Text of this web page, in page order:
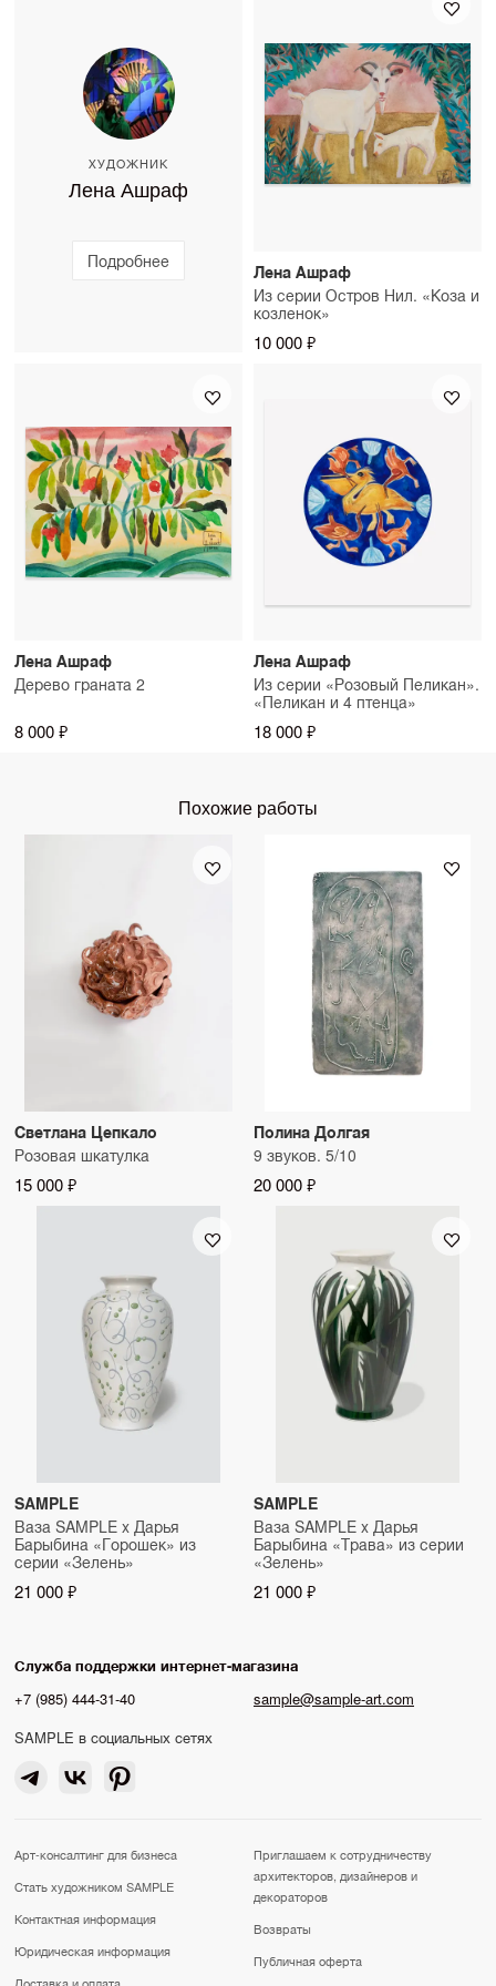
можно уточнить у консультанта SAMPLE.
ХУДОЖНИК
Лена Ашраф
Подробнее
Лена Ашраф
Из серии Остров Нил. «Коза и
козленок»
10 000 ₽
Лена Ашраф
Дерево граната 2
8 000 ₽
Лена Ашраф
Из серии «Розовый Пеликан».
«Пеликан и 4 птенца»
18 000 ₽
Похожие работы
Светлана Цепкало
Розовая шкатулка
15 000 ₽
Полина Долгая
9 звуков. 5/10
20 000 ₽
SAMPLE
Ваза SAMPLE x Дарья
Барыбина «Горошек» из
серии «Зелень»
21 000 ₽
SAMPLE
Ваза SAMPLE x Дарья
Барыбина «Трава» из серии
«Зелень»
21 000 ₽
Служба поддержки интернет-магазина
+7 (985) 444-31-40
sample@sample-art.com
SAMPLE в социальных сетях
Арт-консалтинг для бизнеса
Стать художником SAMPLE
Контактная информация
Юридическая информация
Приглашаем к сотрудничеству
архитекторов, дизайнеров и
декораторов
Возвраты
Публичная оферта